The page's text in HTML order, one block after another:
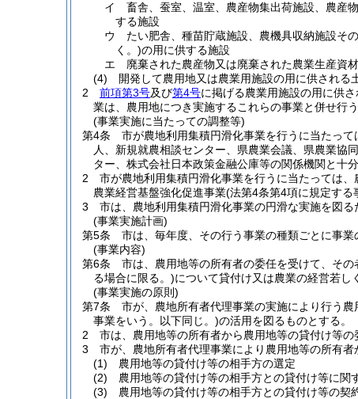
イ
畜舎、蚕室、温室、農産物集出荷施設、農産
する施設
ウ
たい肥舎、種苗貯蔵施設、農機具収納施設そ
く。)の用に供する施設
エ
廃棄された農産物又は廃棄された農業生産資
(4)
開発して農用地又は農業用施設の用に供される
2
前項第3号及び第4号に掲げる農業用施設の用に供
業は、農用地につき実施するこれらの事業と併せ行
(事業実施に当たっての調整等)
第4条
市が農地利用集積円滑化事業を行うに当たっ
人、新規就農相談センター、県農業会議、県農業協
ター、株式会社日本政策金融公庫等の関係機関と十
2
市が農地利用集積円滑化事業を行うに当たっては
農業経営基盤強化促進事業(法第4条第4項に規定する
3
市は、農地利用集積円滑化事業の円滑な実施を図
(事業実施計画)
第5条
市は、毎年度、その行う事業の種類ごとに事業
(事業内容)
第6条
市は、農用地等の所有者の委任を受けて、そ
る場合に限る。)について貸付け又は農業の経営若し
(事業実施の原則)
第7条
市が、農地所有者代理事業の実施により行う
事業をいう。以下同じ。)の活用を図るものとする。
2
市は、農用地等の所有者から農用地等の貸付け等
3
市が、農地所有者代理事業により農用地等の所有
(1)
農用地等の貸付け等の相手方の選定
(2)
農用地等の貸付け等の相手方との貸付け等に関
(3)
農用地等の貸付け等の相手方との貸付け等の契